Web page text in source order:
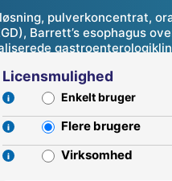
pulverkoncentrat,
Barrett’s esophagus
Licensmulighed
Enkelt bruger
Flere brugere
Virksomhed